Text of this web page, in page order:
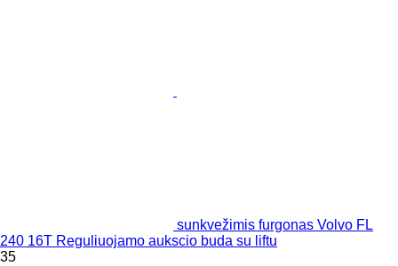
sunkvežimis furgonas Volvo FL
240 16T Reguliuojamo aukscio buda su liftu
35